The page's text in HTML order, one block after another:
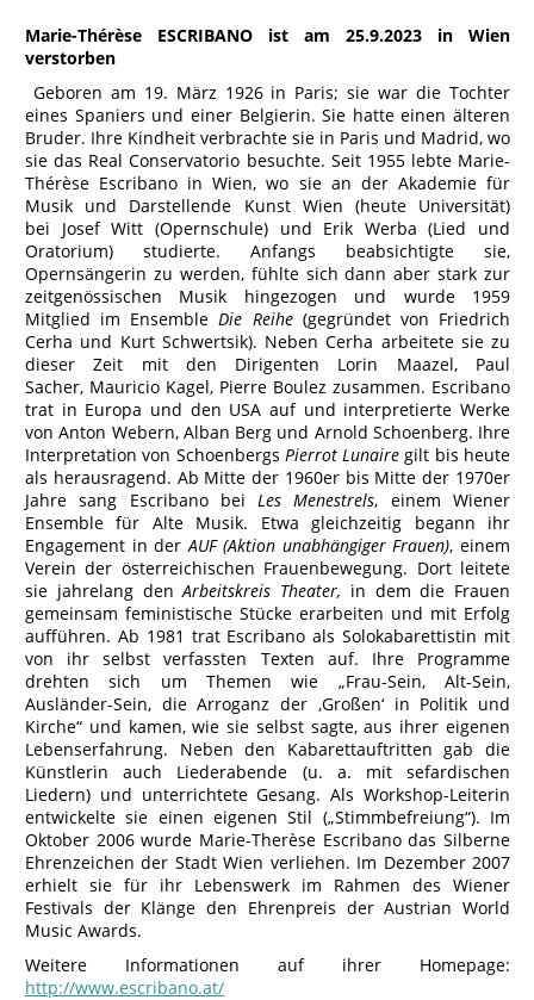
Marie-Thérèse ESCRIBANO ist am 25.9.2023 in Wien
verstorben
Geboren am 19. März 1926 in Paris; sie war die Tochter
eines Spaniers und einer Belgierin. Sie hatte einen älteren
Bruder. Ihre Kindheit verbrachte sie in Paris und Madrid, wo
sie das Real Conservatorio besuchte. Seit 1955 lebte Marie-
Thérèse Escribano in Wien, wo sie an der Akademie für
Musik und Darstellende Kunst Wien (heute Universität)
bei Josef Witt (Opernschule) und Erik Werba (Lied und
Oratorium) studierte. Anfangs beabsichtigte sie,
Opernsängerin zu werden, fühlte sich dann aber stark zur
zeitgenössischen Musik hingezogen und wurde 1959
Mitglied im EnsembleDie Reihe(gegründet von Friedrich
Cerha und Kurt Schwertsik). Neben Cerha arbeitete sie zu
dieser Zeit mit den Dirigenten Lorin Maazel, Paul
Sacher, Mauricio Kagel, Pierre Boulez zusammen. Escribano
trat in Europa und den USA auf und interpretierte Werke
von Anton Webern, Alban Berg und Arnold Schoenberg. Ihre
Interpretation von Schoenbergs Pierrot Lunaire gilt bis heute
als herausragend. Ab Mitte der 1960er bis Mitte der 1970er
Jahre sang Escribano beiLes Menestrels, einem Wiener
Ensemble für Alte Musik. Etwa gleichzeitig begann ihr
Engagement in derAUF (Aktion unabhängiger Frauen), einem
Verein der österreichischen Frauenbewegung. Dort leitete
sie jahrelang den Arbeitskreis Theater, in dem die Frauen
gemeinsam feministische Stücke erarbeiten und mit Erfolg
aufführen. Ab 1981 trat Escribano als Solokabarettistin mit
von ihr selbst verfassten Texten auf. Ihre Programme
drehten sich um Themen wie „Frau-Sein, Alt-Sein,
Ausländer-Sein, die Arroganz der ‚Großen‘ in Politik und
Kirche“ und kamen, wie sie selbst sagte, aus ihrer eigenen
Lebenserfahrung. Neben den Kabarettauftritten gab die
Künstlerin auch Liederabende (u. a. mit sefardischen
Liedern) und unterrichtete Gesang. Als Workshop-Leiterin
entwickelte sie einen eigenen Stil („Stimmbefreiung“). Im
Oktober 2006 wurde Marie-Therèse Escribano das Silberne
Ehrenzeichen der Stadt Wien verliehen. Im Dezember 2007
erhielt sie für ihr Lebenswerk im Rahmen des Wiener
Festivals der Klänge den Ehrenpreis der Austrian World
Music Awards.
Weitere Informationen auf ihrer Homepage:
http://www.escribano.at/